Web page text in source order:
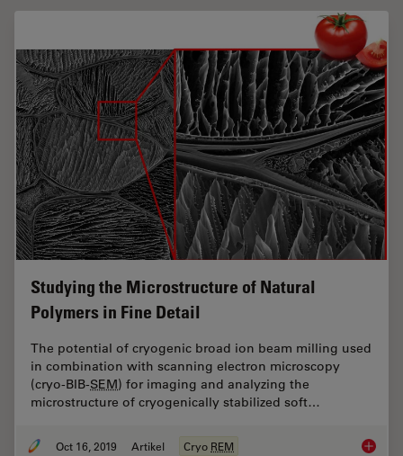
Studying the Microstructure of Natural
Polymers in Fine Detail
The potential of cryogenic broad ion beam milling used
in combination with scanning electron microscopy
(cryo-BIB-SEM) for imaging and analyzing the
microstructure of cryogenically stabilized soft…
Oct 16, 2019 Artikel Cryo REM